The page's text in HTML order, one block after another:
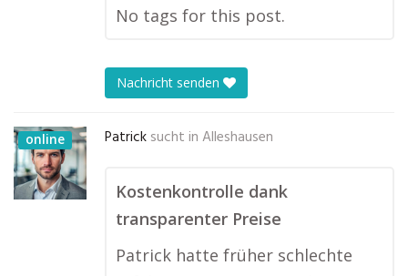
No tags for this post.
Nachricht senden
online Patrick sucht in Alleshausen
Kostenkontrolle dank
transparenter Preise
Patrick hatte früher schlechte